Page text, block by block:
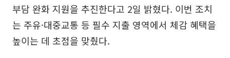
부담 완화 지원을 추진한다고 2일 밝혔다. 이번 조치
는 주유·대중교통 등 필수 지출 영역에서 체감 혜택을
높이는 데 초점을 맞췄다.